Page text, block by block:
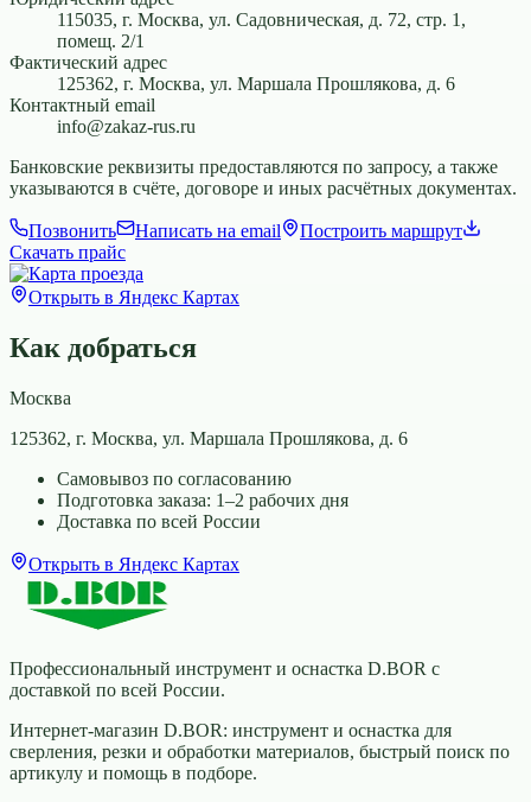
115035, г. Москва, ул. Садовническая, д. 72, стр. 1,
помещ. 2/1
Фактический адрес
125362, г. Москва, ул. Маршала Прошлякова, д. 6
Контактный email
info@zakaz-rus.ru
Банковские реквизиты предоставляются по запросу, а также
указываются в счёте, договоре и иных расчётных документах.
Позвонить Написать на email
Построить маршрут
Скачать прайс
Открыть в Яндекс Картах
Как добраться
Москва
125362, г. Москва, ул. Маршала Прошлякова, д. 6
Самовывоз по согласованию
Подготовка заказа: 1–2 рабочих дня
Доставка по всей России
Открыть в Яндекс Картах
Профессиональный инструмент и оснастка D.BOR с
доставкой по всей России.
Интернет-магазин D.BOR: инструмент и оснастка для
сверления, резки и обработки материалов, быстрый поиск по
артикулу и помощь в подборе.